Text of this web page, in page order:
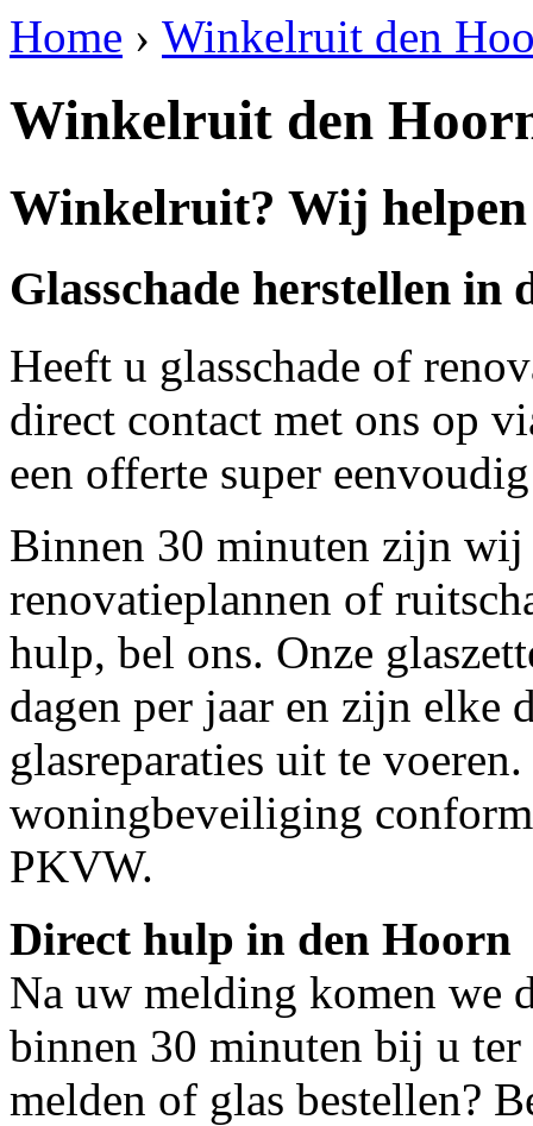
Home › Winkelruit den
Winkelruit den
Winkelruit? Wij
Glasschade herstellen in
Heeft u glasschade of
direct contact met ons op
een offerte super
Binnen 30 minuten zijn wij
renovatieplannen of
hulp, bel ons. Onze
dagen per jaar en zijn elke
glasreparaties uit te
woningbeveiliging
PKVW.
Direct hulp in den Hoorn
Na uw melding komen we
binnen 30 minuten bij u ter
melden of glas bestellen?